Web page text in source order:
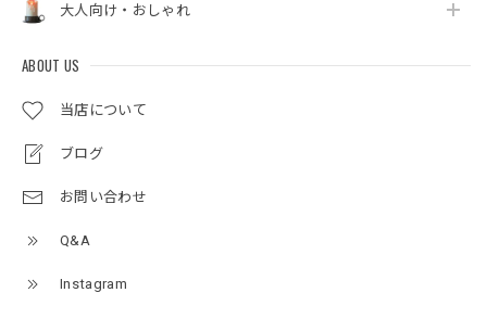
大人向け・おしゃれ
ABOUT US
当店について
ブログ
お問い合わせ
Q&A
Instagram